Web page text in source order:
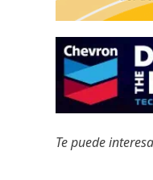
Te puede